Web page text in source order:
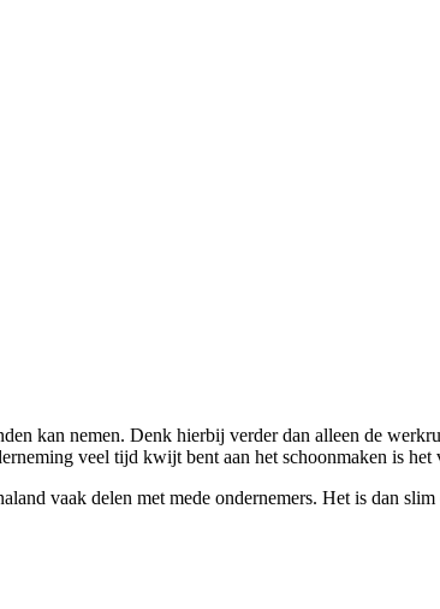
kan nemen. Denk hierbij verder dan alleen de
veel tijd kwijt bent aan het schoonmaken is
vaak delen met mede ondernemers. Het is dan